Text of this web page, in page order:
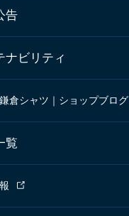
告
ナビリティ
倉シャツ｜ショップブログ
覧